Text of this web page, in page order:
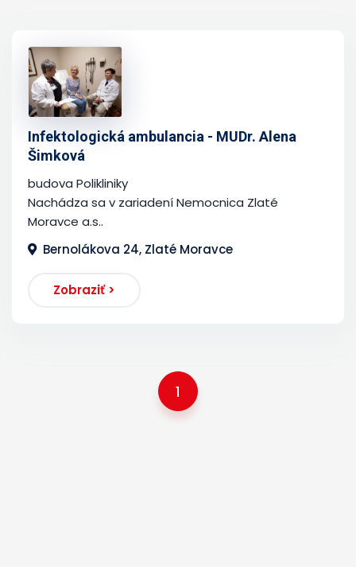
Infektologická ambulancia - MUDr. Alena
Šimková
budova Polikliniky
Nachádza sa v zariadení Nemocnica Zlaté
Moravce a.s..
Bernolákova 24, Zlaté Moravce
Zobraziť >
1